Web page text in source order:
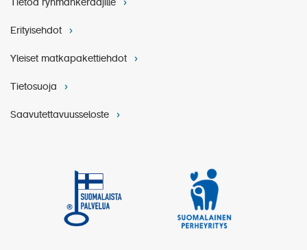
Tietoa ryhmänkerääjille
Erityisehdot
Yleiset matkapakettiehdot
Tietosuoja
Saavutettavuusseloste